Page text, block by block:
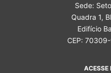
Sede:
Quadra 1,
Edifício
CEP:
ACESSE